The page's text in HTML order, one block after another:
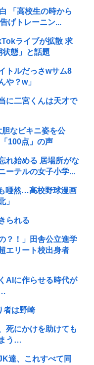
「高校生の時から
げトレーニン...
ライブが拡散 求
態」と話題
トルだっさwサム8
や？w」
に二宮くんは天才で
なビキニ姿を公
100点」の声
れ始める 居場所がな
ーテルの女子小学...
唖然…高校野球漫画
」
られる
？！」田舎公立進学
エリート校出身者
AIに作らせる時代が
者は野崎
死にかけを助けても
う…
達、これすべて同